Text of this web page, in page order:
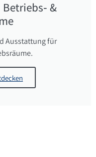
&
Ausstattung für